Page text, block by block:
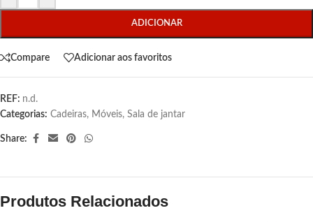
ADICIONAR
Compare Adicionar aos favoritos
REF: n.d.
Categorias: Cadeiras, Móveis, Sala de jantar
Share:
Produtos Relacionados